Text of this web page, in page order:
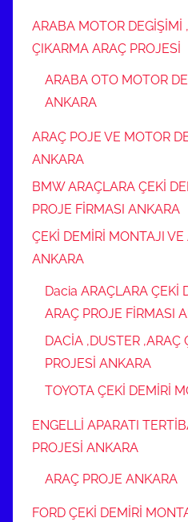
ARABA MOTOR DEGİŞİMİ
ÇIKARMA ARAÇ PROJESİ
ARABA OTO MOTOR
ANKARA
ARAÇ POJE VE MOTOR
ANKARA
BMW ARAÇLARA ÇEKİ
PROJE FİRMASI ANKARA
ÇEKİ DEMİRİ MONTAJI VE
ANKARA
Dacia ARAÇLARA ÇEKİ
ARAÇ PROJE FİRMASI
DACİA ,DUSTER ,ARAÇ
PROJESİ ANKARA
TOYOTA ÇEKİ DEMİRİ
ENGELLİ APARATI
PROJESİ ANKARA
ARAÇ PROJE ANKARA
FORD ÇEKİ DEMİRİ